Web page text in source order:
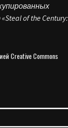
of the Century:
Creative Commons